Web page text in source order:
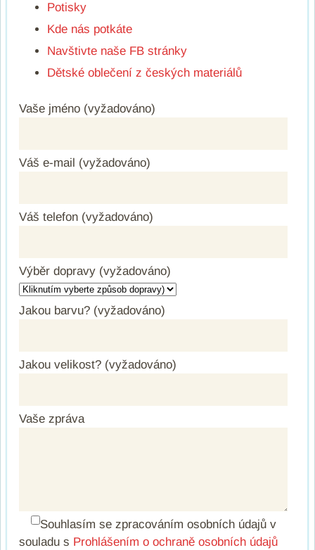
Potisky
Kde nás potkáte
Navštivte naše FB stránky
Dětské oblečení z českých materiálů
Vaše jméno (vyžadováno)
Váš e-mail (vyžadováno)
Váš telefon (vyžadováno)
Výběr dopravy (vyžadováno)
Jakou barvu? (vyžadováno)
Jakou velikost? (vyžadováno)
Vaše zpráva
Souhlasím se zpracováním osobních údajů v
souladu s Prohlášením o ochraně osobních údajů